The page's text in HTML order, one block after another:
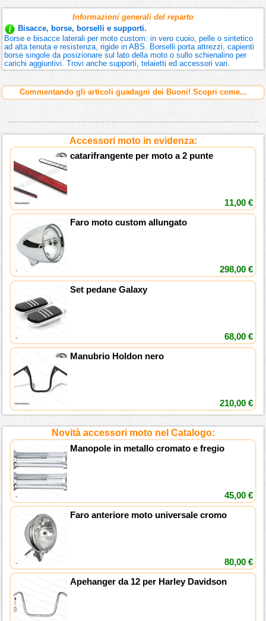
Informazioni generali del reparto
Bisacce, borse, borselli e supporti.
Borse e bisacce laterali per moto custom: in vero cuoio, pelle o sintetico
ad alta tenuta e resistenza, rigide in ABS. Borselli porta attrezzi, capienti
borse singole da posizionare sul lato della moto o sullo schienalino per
carichi aggiuntivi. Trovi anche supporti, telaietti ed accessori vari.
Commentando gli articoli guadagni dei Buoni! Scopri come...
Accessori moto in evidenza:
catarifrangente per moto a 2 punte
11,00 €
Faro moto custom allungato
298,00 €
Set pedane Galaxy
68,00 €
Manubrio Holdon nero
210,00 €
Novità accessori moto nel Catalogo:
Manopole in metallo cromato e fregio
45,00 €
Faro anteriore moto universale cromo
80,00 €
Apehanger da 12 per Harley Davidson